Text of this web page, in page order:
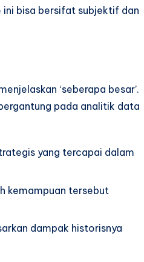
ini bisa bersifat subjektif dan
‘seberapa besar’.
pada analitik data
yang tercapai dalam
kemampuan tersebut
dampak historisnya